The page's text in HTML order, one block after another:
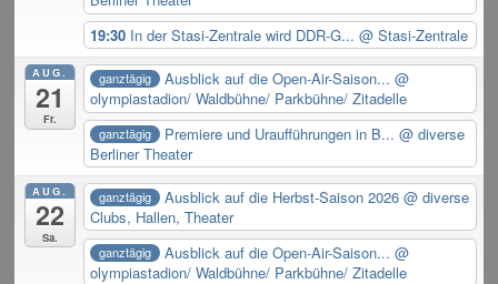
19:30 In der Stasi-Zentrale wird DDR-G...@ Stasi-Zentrale
AUG.
21
Fr.
ganztägig Ausblick auf die Open-Air-Saison... @
olympiastadion/ Waldbühne/ Parkbühne/ Zitadelle
ganztägig Premiere und Uraufführungen in B... @ diverse
Berliner Theater
AUG.
22
Sa.
ganztägig Ausblick auf die Herbst-Saison 2026 @ diverse
Clubs, Hallen, Theater
ganztägig Ausblick auf die Open-Air-Saison... @
olympiastadion/ Waldbühne/ Parkbühne/ Zitadelle